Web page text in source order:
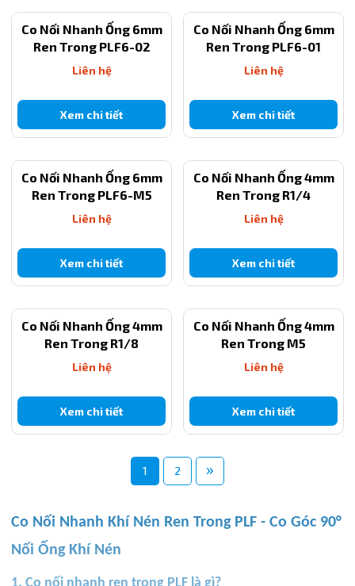
Co Nối Nhanh Ống 6mm
Ren Trong PLF6-02
Liên hệ
Xem chi tiết
Co Nối Nhanh Ống 6mm
Ren Trong PLF6-01
Liên hệ
Xem chi tiết
Co Nối Nhanh Ống 6mm
Ren Trong PLF6-M5
Liên hệ
Xem chi tiết
Co Nối Nhanh Ống 4mm
Ren Trong R1/4
Liên hệ
Xem chi tiết
Co Nối Nhanh Ống 4mm
Ren Trong R1/8
Liên hệ
Xem chi tiết
Co Nối Nhanh Ống 4mm
Ren Trong M5
Liên hệ
Xem chi tiết
1 2 »
Co Nối Nhanh Khí Nén Ren Trong PLF - Co Góc 90°
Nối Ống Khí Nén